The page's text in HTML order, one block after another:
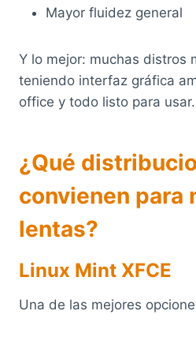
Mayor fluidez general
Y lo mejor: muchas distros
teniendo interfaz gráfica
office y todo listo para usar.
¿Qué
convienen para
lentas?
Linux Mint XFCE
Una de las mejores